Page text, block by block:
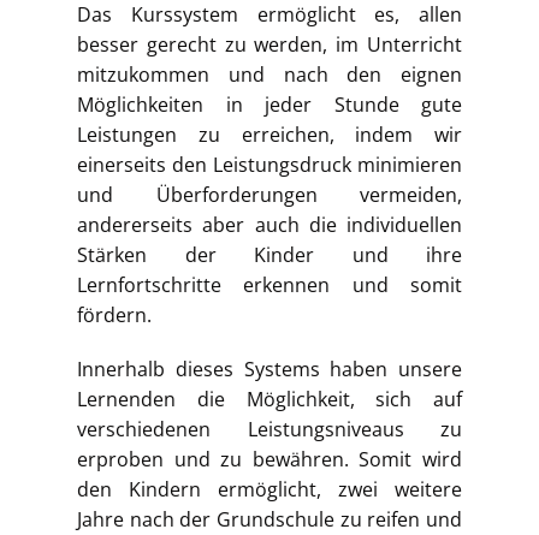
Das Kurssystem ermöglicht es, allen
besser gerecht zu werden, im Unterricht
mitzukommen und nach den eignen
Möglichkeiten in jeder Stunde gute
Leistungen zu erreichen, indem wir
einerseits den Leistungsdruck minimieren
und Überforderungen vermeiden,
andererseits aber auch die individuellen
Stärken der Kinder und ihre
Lernfortschritte erkennen und somit
fördern.
Innerhalb dieses Systems haben unsere
Lernenden die Möglichkeit, sich auf
verschiedenen Leistungsniveaus zu
erproben und zu bewähren. Somit wird
den Kindern ermöglicht, zwei weitere
Jahre nach der Grundschule zu reifen und